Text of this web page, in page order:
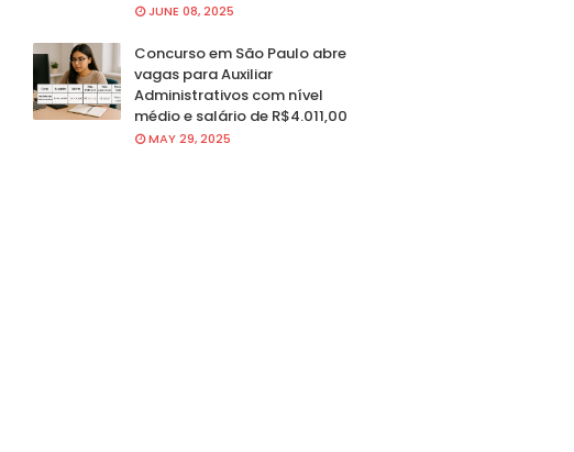
JUNE 08, 2025
Concurso em São Paulo abre
vagas para Auxiliar
Administrativos com nível
médio e salário de R$4.011,00
MAY 29, 2025